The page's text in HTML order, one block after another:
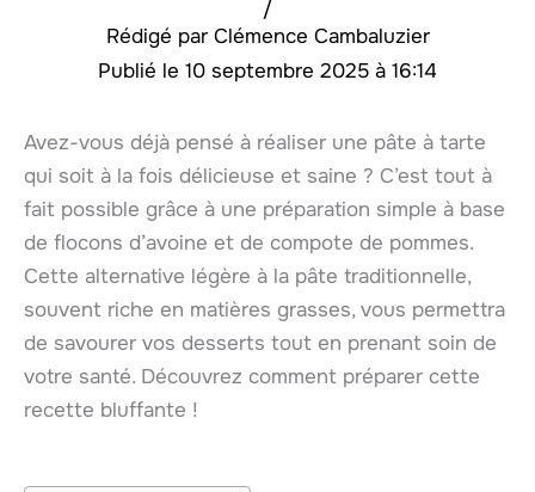
Clémence Cambaluzier
/
10 septembre 2025 à 16:14
Avez-vous déjà pensé à réaliser une pâte à tarte
qui soit à la fois délicieuse et saine ? C’est tout à
fait possible grâce à une préparation simple à base
de flocons d’avoine et de compote de pommes.
Cette alternative légère à la pâte traditionnelle,
souvent riche en matières grasses, vous permettra
de savourer vos desserts tout en prenant soin de
votre santé. Découvrez comment préparer cette
recette bluffante !